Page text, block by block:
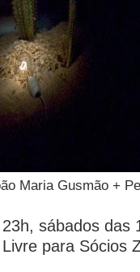
Maria Gusmão +
sábados das
para Sócios